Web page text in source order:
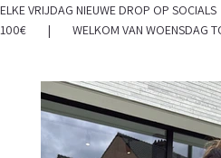
ELKE VRIJDAG NIEUWE DROP OP
100€ | WELKOM VAN WOENSDAG